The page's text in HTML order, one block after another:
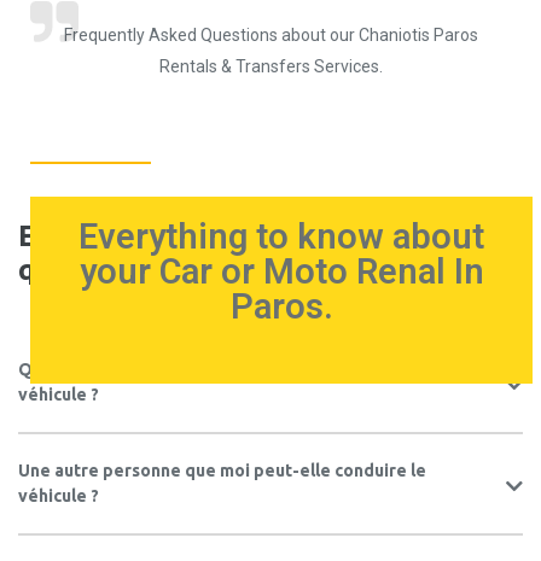
Frequently Asked Questions about our Chaniotis Paros
Rentals & Transfers Services.
Everything to know about
your Car or Moto Renal In
Paros.
Exigences générales et
qualifications des conducteurs
Quelles sont les conditions générales pour louer un
véhicule ?
Une autre personne que moi peut-elle conduire le
véhicule ?